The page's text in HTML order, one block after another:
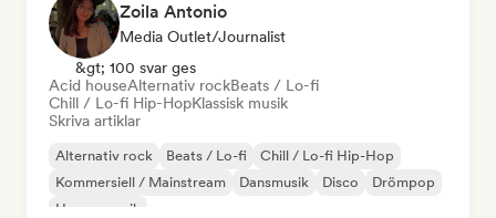
Zoila Antonio
Media Outlet/Journalist
&gt; 100 svar ges
Acid houseAlternativ rockBeats / Lo-fi
Chill / Lo-fi Hip-HopKlassisk musik
Skriva artiklar
Alternativ rock Beats / Lo-fi
Chill / Lo-fi Hip-Hop
Kommersiell / Mainstream
Dansmusik Disco
Drömpop
House-musik